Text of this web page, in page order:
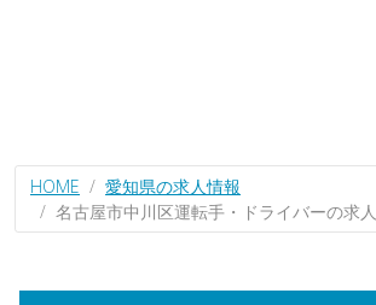
HOME
愛知県の求人情報
名古屋市中川区運転手・ドライバーの求人